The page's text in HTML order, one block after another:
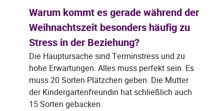
Warum kommt es gerade während der
Weihnachtszeit besonders häufig zu
Stress in der Beziehung?
Die Hauptursache sind Terminstress und zu
hohe Erwartungen. Alles muss perfekt sein. Es
muss 20 Sorten Plätzchen geben. Die Mutter
der Kindergartenfreundin hat schließlich auch
15 Sorten gebacken.